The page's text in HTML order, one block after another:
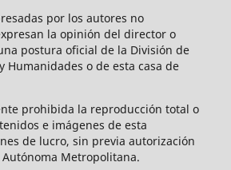
por los autores no
la opinión del director o
postura oficial de la División de
Humanidades o de esta casa de
prohibida la reproducción total o
e imágenes de esta
de lucro, sin previa autorización
Metropolitana.